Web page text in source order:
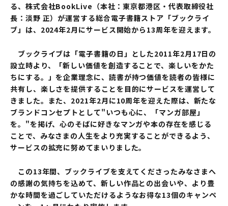
る、株式会社BookLive（本社：東京都港区・代表取締役社
長：淡野 正）が運営する総合電子書籍ストア「ブックライ
ブ」は、2024年2月にサービス開始から13周年を迎えます。
ブックライブは「電子書籍の日」とした2011年2月17日の
設立時より、「新しい価値を創造することで、楽しいをかた
ちにする。」を企業理念に、読書が持つ価値を読者の皆様に
共有し、楽しさを提供することを目的にサービスを運営して
きました。また、2021年2月に10周年を迎えた際は、新たな
ブランドコンセプトとして"いつも心に、「マンガ部屋」
を。"を掲げ、心のそばに好きなマンガや本の存在を感じる
ことで、みなさまの人生をより充実することができるよう、
サービスの拡充に努めてまいりました。
この13年間、ブックライブを支えてくださったみなさまへ
の感謝の気持ちを込めて、新しい作品との出会いや、より豊
かな時間を過ごしていただけるようなお得な13個のキャンペ